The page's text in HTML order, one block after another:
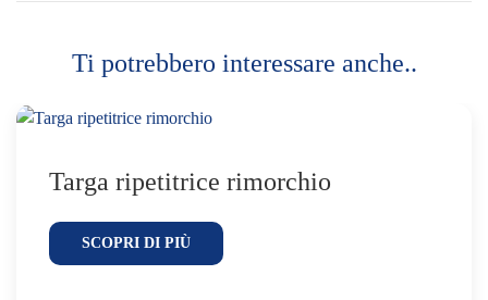
quantità
Ti potrebbero interessare anche..
Targa ripetitrice rimorchio
SCOPRI DI PIÙ